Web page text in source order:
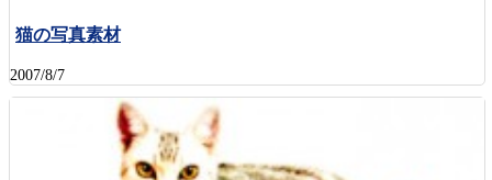
猫の写真素材
2007/8/7